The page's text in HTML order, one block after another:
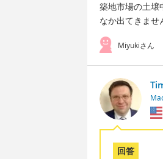
築地市場の土壌
なか出てきませ
Miyukiさん
回答